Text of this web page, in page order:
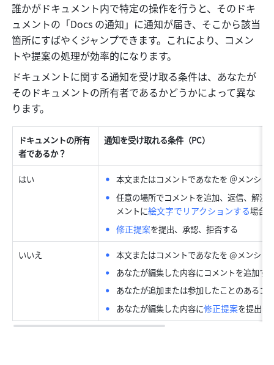
誰かがドキュメント内で特定の操作を行うと、そのドキ
ュメントの「Docs の通知」に通知が届き、そこから該当
箇所にすばやくジャンプできます。これにより、コメン
トや提案の処理が効率的になります。
ドキュメントに関する通知を受け取る条件は、あなたが
そのドキュメントの所有者であるかどうかによって異な
ります。
ドキュメントの所有
者であるか？
通知を受け取れる条件（PC）
はい
本文またはコメントであなたを ＠メンショ
任意の場所でコメントを追加、返信、解決
メントに絵文字でリアクションする場合
修正提案を提出、承認、拒否する
いいえ
本文またはコメントであなたを @メンショ
あなたが編集した内容にコメントを追加す
あなたが追加または参加したことのあるコ
あなたが編集した内容に修正提案を提出、